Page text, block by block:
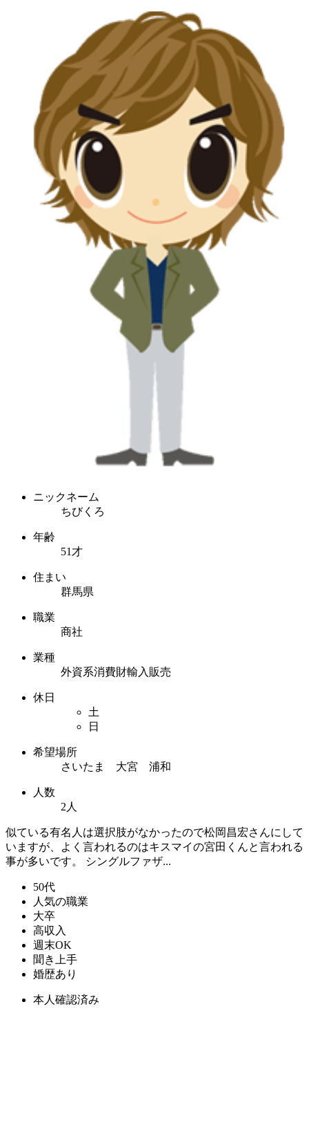
ニックネーム
ちびくろ
年齢
51才
住まい
群馬県
職業
商社
業種
外資系消費財輸入販売
休日
土
日
希望場所
さいたま 大宮 浦和
人数
2人
似ている有名人は選択肢がなかったので松岡昌宏さんにして
いますが、よく言われるのはキスマイの宮田くんと言われる
事が多いです。 シングルファザ...
50代
人気の職業
大卒
高収入
週末OK
聞き上手
婚歴あり
本人確認済み